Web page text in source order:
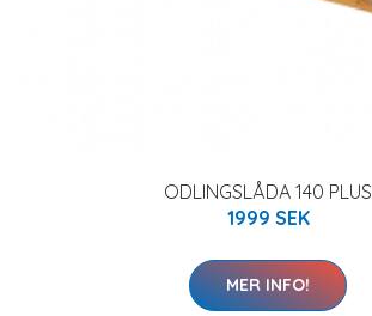
ODLINGSLÅDA 140 PLUS
1999 SEK
MER INFO!